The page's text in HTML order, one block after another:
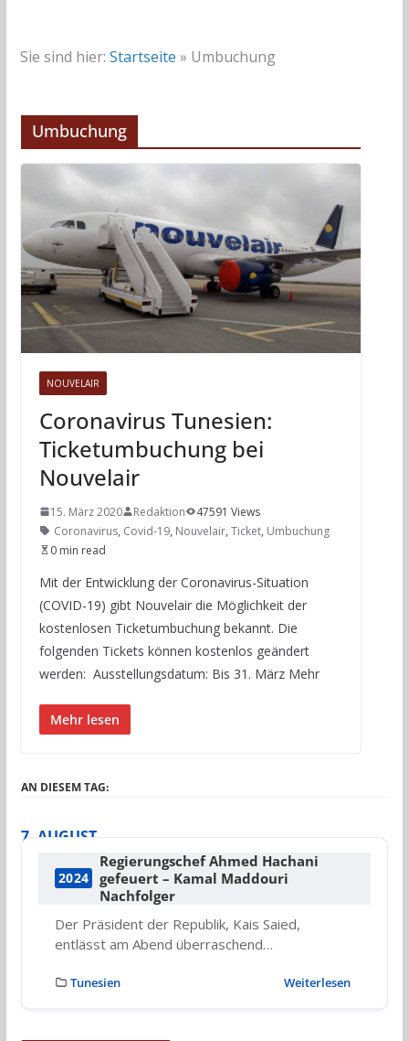
Sie sind hier: Startseite » Umbuchung
Umbuchung
NOUVELAIR
Coronavirus Tunesien:
Ticketumbuchung bei
Nouvelair
15. März 2020 Redaktion
47591 Views
Coronavirus, Covid-19, Nouvelair, Ticket, Umbuchung
0 min read
Mit der Entwicklung der Coronavirus-Situation
(COVID-19) gibt Nouvelair die Möglichkeit der
kostenlosen Ticketumbuchung bekannt. Die
folgenden Tickets können kostenlos geändert
werden: Ausstellungsdatum: Bis 31. März Mehr
Mehr lesen
AN DIESEM TAG:
7. AUGUST
2024
Regierungschef Ahmed Hachani
gefeuert – Kamal Maddouri
Nachfolger
Der Präsident der Republik, Kais Saied,
entlässt am Abend überraschend…
Tunesien Weiterlesen